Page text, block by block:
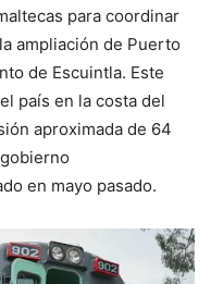
para coordinar
ampliación de Puerto
de Escuintla. Este
país en la costa del
aproximada de 64
en mayo pasado.